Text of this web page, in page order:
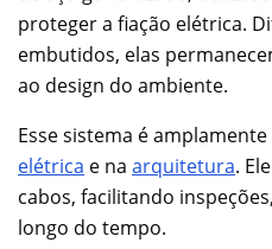
proteger a fiação elétrica.
embutidos, elas
ao design do ambiente.
Esse sistema é
elétrica e na arquitetura.
cabos, facilitando
longo do tempo.